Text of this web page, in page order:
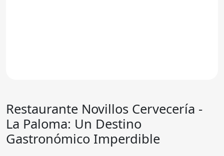
Restaurante Novillos Cervecería -
La Paloma: Un Destino
Gastronómico Imperdible